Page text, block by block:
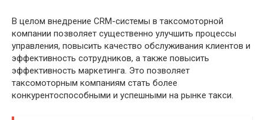
В целом внедрение CRM-системы в таксомоторной
компании позволяет существенно улучшить процессы
управления, повысить качество обслуживания клиентов и
эффективность сотрудников, а также повысить
эффективность маркетинга. Это позволяет
таксомоторным компаниям стать более
конкурентоспособными и успешными на рынке такси.